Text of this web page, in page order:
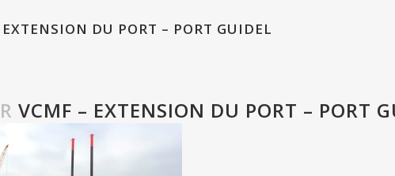
DU PORT – PORT GUIDEL
VCMF – EXTENSION DU PORT – PORT